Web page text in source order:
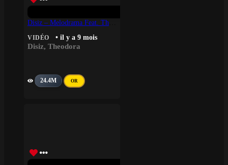
VIDÉO • il y a 9 mois
Disiz, Theodora
24.4M OR